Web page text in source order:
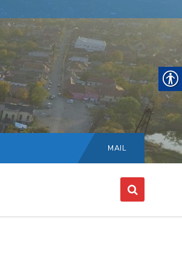
Choose
language:
MAIL